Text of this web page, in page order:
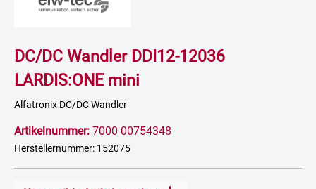
DC/DC Wandler DDI12-12036
LARDIS:ONE mini
Alfatronix DC/DC Wandler
Artikelnummer: 7000 00754348
Herstellernummer: 152075